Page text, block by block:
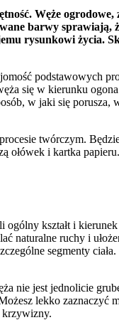
Węże ogrodowe,
barwy sprawiają,
rysunkowi życia.
podstawowych
się w kierunku
w jaki się porusza,
twórczym.
ołówek i kartka
kształt i
naturalne ruchy i
segmenty
nie jest jednolicie
lekko zaznaczyć
krzywizny.